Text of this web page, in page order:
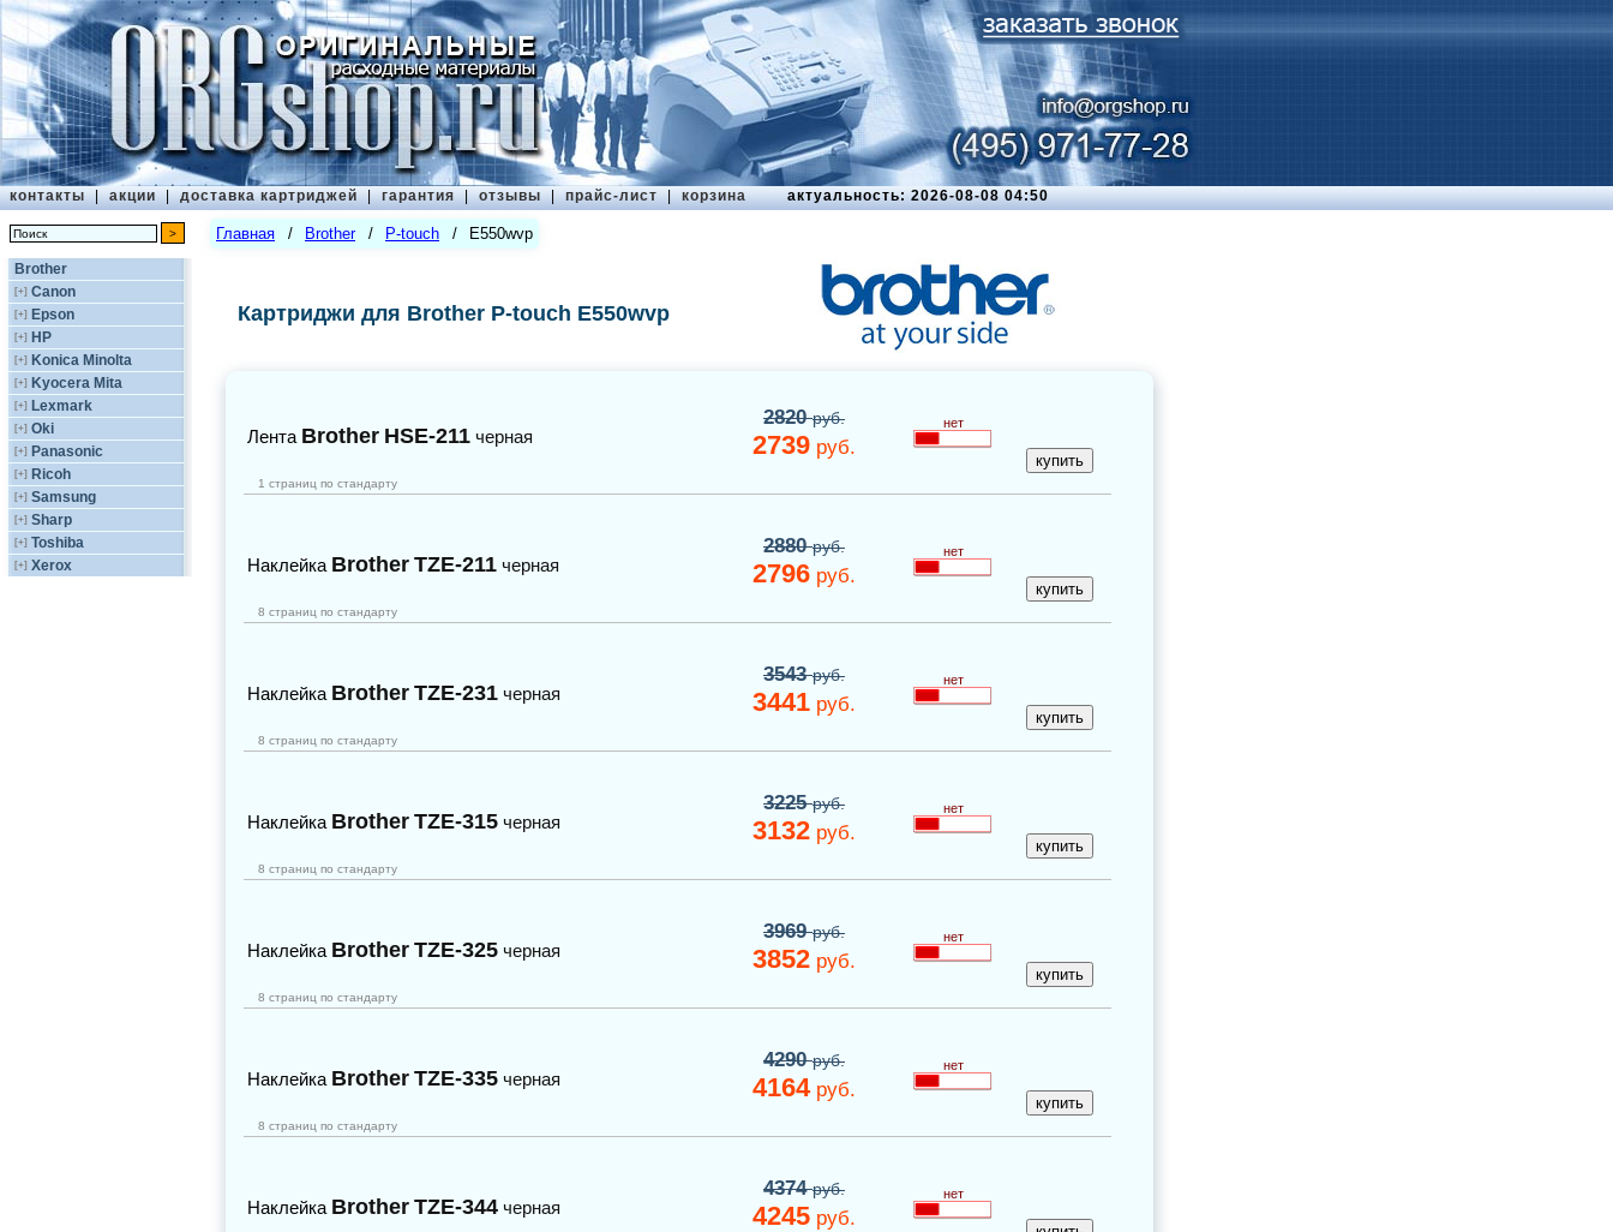
контакты | акции | доставка картриджей | гарантия | отзывы | прайс-лист | корзина актуальность: 2026-08-08 04:50
Brother
[+] Canon
[+] Epson
[+] HP
[+] Konica Minolta
[+] Kyocera Mita
[+] Lexmark
[+] Oki
[+] Panasonic
[+] Ricoh
[+] Samsung
[+] Sharp
[+] Toshiba
[+] Xerox
Главная / Brother / P-touch / E550wvp
Картриджи для Brother P-touch E550wvp
Лента Brother HSE-211 черная
2820руб.
2739 руб.
нет
1 страниц по стандарту
Наклейка Brother TZE-211 черная
2880руб.
2796 руб.
нет
8 страниц по стандарту
Наклейка Brother TZE-231 черная
3543руб.
3441 руб.
нет
8 страниц по стандарту
Наклейка Brother TZE-315 черная
3225руб.
3132 руб.
нет
8 страниц по стандарту
Наклейка Brother TZE-325 черная
3969руб.
3852 руб.
нет
8 страниц по стандарту
Наклейка Brother TZE-335 черная
4290руб.
4164руб.
нет
8 страниц по стандарту
Наклейка Brother TZE-344 черная
4374руб.
4245 руб.
нет